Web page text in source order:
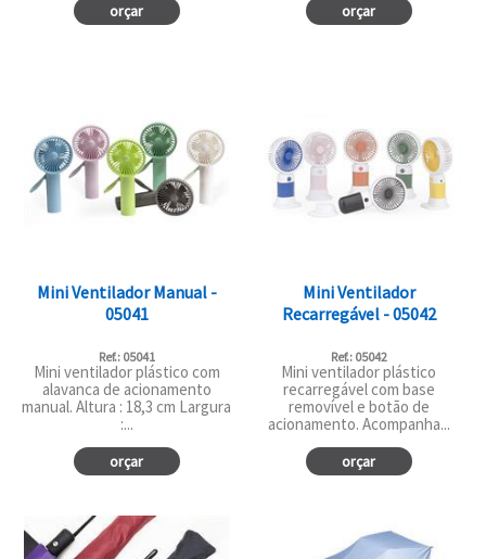
orçar orçar
Mini Ventilador Manual -
05041
Ref.: 05041
Mini ventilador plástico com
alavanca de acionamento
manual. Altura : 18,3 cm Largura
:...
orçar
Mini Ventilador
Recarregável - 05042
Ref.: 05042
Mini ventilador plástico
recarregável com base
removível e botão de
acionamento. Acompanha...
orçar